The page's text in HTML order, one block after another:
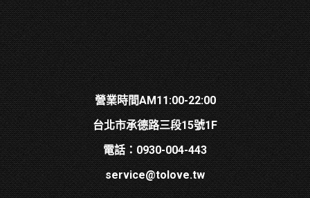
營業時間AM11:00-22:00
台北市承德路三段15號1F
電話：0930-004-443
service@tolove.tw